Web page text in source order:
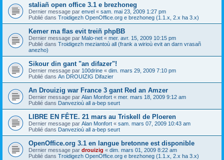
staliañ open office 3.1 e brezhoneg
Dernier message par envel « sam. mai 23, 2009 1:27 pm
Publié dans Troidigezh OpenOffice.org e brezhoneg (1.1.x, 2.x ha 3.x)
Kemer ma flas evit treiñ phpBB
Dernier message par Malo-net « mer. avr. 15, 2009 10:15 pm
Publié dans Troidigezh meziantoù all (frank a wirioù evit an darn vrasañ
anezho)
Sikour din gant "an difazer"!
Dernier message par 100drine « dim. mars 29, 2009 7:10 pm
Publié dans An DROUIZIG Difazier
An Drouizig war France 3 gant Red an Amzer
Dernier message par Alan Monfort « mer. mars 18, 2009 9:12 am
Publié dans Danvezioù all a-bep seurt
LIBRE EN FÊTE. 21 mars au Triskell de Ploeren
Dernier message par Alan Monfort « sam. mars 07, 2009 10:43 am
Publié dans Danvezioù all a-bep seurt
OpenOffice.org 3.1 en langue bretonne est disponible
Dernier message par drouizig « dim. mars 01, 2009 8:22 am
Publié dans Troidigezh OpenOffice.org e brezhoneg (1.1.x, 2.x ha 3.x)